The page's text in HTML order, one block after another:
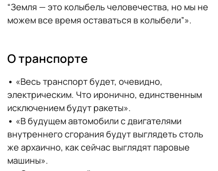
“Земля — это колыбель человечества, но мы не
можем все время оставаться в колыбели”».
О транспорте
• «Весь транспорт будет, очевидно,
электрическим. Что иронично, единственным
исключением будут ракеты».
• «В будущем автомобили с двигателями
внутреннего сгорания будут выглядеть столь
же архаично, как сейчас выглядят паровые
машины».